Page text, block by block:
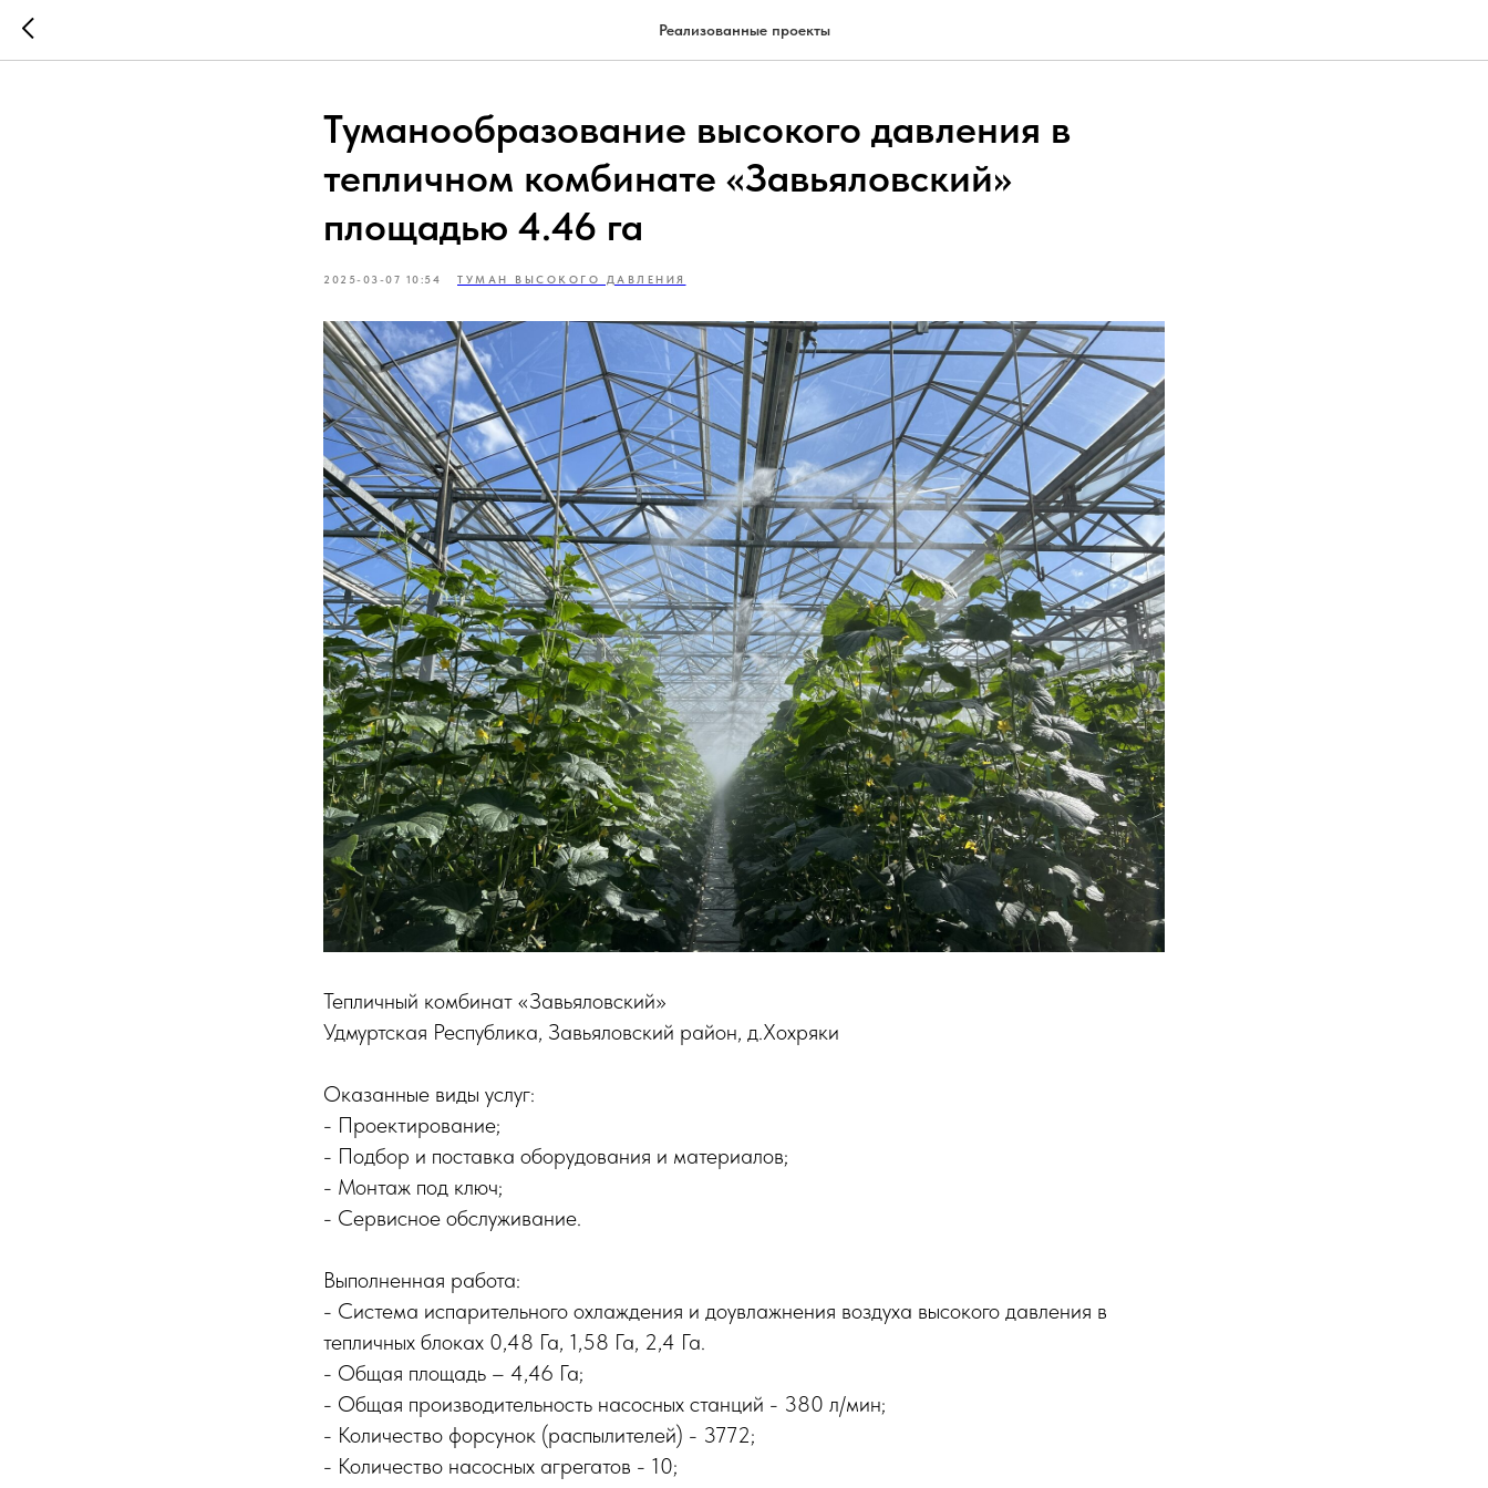
Реализованные проекты
Туманообразование высокого давления в
тепличном комбинате «Завьяловский»
площадью 4.46 га
2025-03-07 10:54 ТУМАН ВЫСОКОГО ДАВЛЕНИЯ
Тепличный комбинат «Завьяловский»
Удмуртская Республика, Завьяловский район, д.Хохряки
Оказанные виды услуг:
- Проектирование;
- Подбор и поставка оборудования и материалов;
- Монтаж под ключ;
- Сервисное обслуживание.
Выполненная работа:
- Система испарительного охлаждения и доувлажнения воздуха высокого давления в
тепличных блоках 0,48 Га, 1,58 Га, 2,4 Га.
- Общая площадь – 4,46 Га;
- Общая производительность насосных станций - 380 л/мин;
- Количество форсунок (распылителей) - 3772;
- Количество насосных агрегатов - 10;